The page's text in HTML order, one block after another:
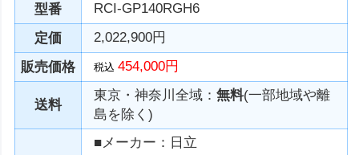
型番
RCI-GP140RGH6
定価
2,022,900円
販売価格
税込454,000円
送料
東京・神奈川全域：無料(一部地域や離
島を除く)
■メーカー：日立